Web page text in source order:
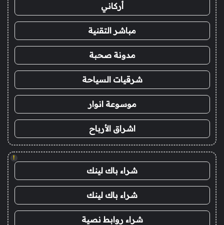
أركاني
مباشر التقنية
مدونة صحبة
شرقيات السياحة
موسوعة انوار
اشراق الأرباح
!
شراء باك لينك
شراء باك لينك
شراء روابط نصية